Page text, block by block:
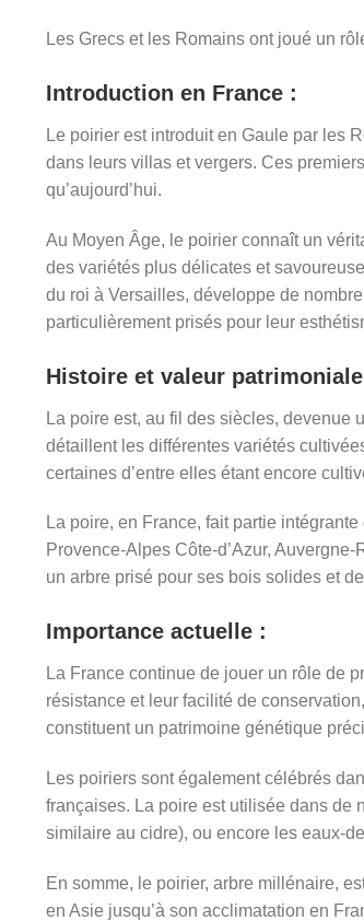
Les Grecs et les Romains ont joué un
Introduction en France :
Le poirier est introduit en Gaule par les
dans leurs villas et vergers. Ces
qu’aujourd’hui.
Au Moyen Âge, le poirier connaît un
des variétés plus délicates et
du roi à Versailles, développe de
particulièrement prisés pour leur
Histoire et valeur
La poire est, au fil des siècles, devenue
détaillent les différentes variétés
certaines d’entre elles étant encore
La poire, en France, fait partie
Provence-Alpes Côte-d’Azur,
un arbre prisé pour ses bois solides et
Importance actuelle :
La France continue de jouer un rôle de
résistance et leur facilité de
constituent un patrimoine génétique
Les poiriers sont également célébrés
françaises. La poire est utilisée dans de
similaire au cidre), ou encore les eaux-
En somme, le poirier, arbre millénaire,
en Asie jusqu’à son acclimatation en